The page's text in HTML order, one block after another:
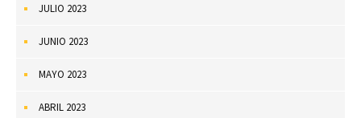
JULIO 2023
JUNIO 2023
MAYO 2023
ABRIL 2023